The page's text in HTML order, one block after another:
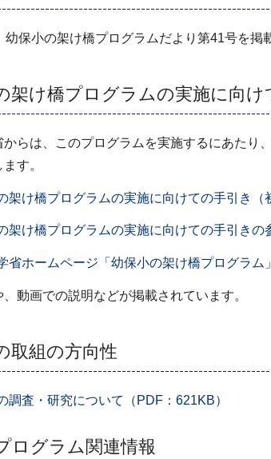
保小の架け橋プログラムだより第41号を掲
架け橋プログラムの実施に向
からは、このプログラムを実施するにあたり
す。
架け橋プログラムの実施に向けての手引き（
架け橋プログラムの実施に向けての手引き
省ホームページ「幼保小の架け橋プログラム
動画での説明などが掲載されています。
取組の方向性
調査・研究について（PDF：621KB）
ログラム関連情報